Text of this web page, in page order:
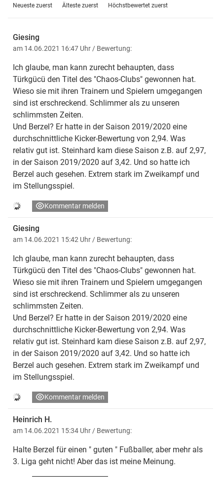
Neueste zuerst Älteste zuerst Höchstbewertet zuerst
Giesing
am 14.06.2021 16:47 Uhr/ Bewertung:
Ich glaube, man kann zurecht behaupten, dass
Türkgücü den Titel des "Chaos-Clubs" gewonnen hat.
Wieso sie mit ihren Trainern und Spielern umgegangen
sind ist erschreckend. Schlimmer als zu unseren
schlimmsten Zeiten.
Und Berzel? Er hatte in der Saison 2019/2020 eine
durchschnittliche Kicker-Bewertung von 2,94. Was
relativ gut ist. Steinhard kam diese Saison z.B. auf 2,97,
in der Saison 2019/2020 auf 3,42. Und so hatte ich
Berzel auch gesehen. Extrem stark im Zweikampf und
im Stellungsspiel.
Kommentar melden
Giesing
am 14.06.2021 15:42 Uhr/ Bewertung:
Ich glaube, man kann zurecht behaupten, dass
Türkgücü den Titel des "Chaos-Clubs" gewonnen hat.
Wieso sie mit ihren Trainern und Spielern umgegangen
sind ist erschreckend. Schlimmer als zu unseren
schlimmsten Zeiten.
Und Berzel? Er hatte in der Saison 2019/2020 eine
durchschnittliche Kicker-Bewertung von 2,94. Was
relativ gut ist. Steinhard kam diese Saison z.B. auf 2,97,
in der Saison 2019/2020 auf 3,42. Und so hatte ich
Berzel auch gesehen. Extrem stark im Zweikampf und
im Stellungsspiel.
Kommentar melden
Heinrich H.
am 14.06.2021 15:34 Uhr/ Bewertung:
Halte Berzel für einen " guten " Fußballer, aber mehr als
3. Liga geht nicht! Aber das ist meine Meinung.